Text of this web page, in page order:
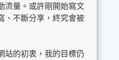
流量。或許剛開始寫文
、不斷分享，終究會被
站的初衷，我的目標仍